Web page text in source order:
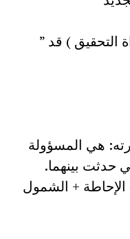
التحقيق ) قد ”
هي المسؤولة
حدثت بينهما.
+ الشمول